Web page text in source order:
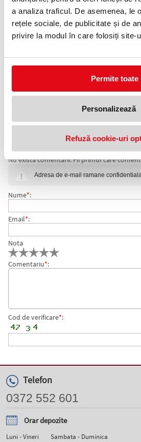
a analiza traficul. De asemenea, le
rețele sociale, de publicitate și de
privire la modul în care folosiți site-
Permite toate
Personalizează
Refuză cookie-uri
Telefon:
0372 552 601
Format: A4.
Deosebit de util pentru prezentarea
prețuri sau altor materiale promoţionale.
de pe copertă se pot introduce diferite
utilizator.
COMENTARII CAIET MECANIC
PARTIAL RECICLAT, CERTIFICARE
Nu exista comentarii. Fii primul care
Adresa de e-mail ramane
Nume*:
Email*:
Nota
Comentariu*:
Cod de verificare*:
Telefon
0372 552 601
Orar depozite
Luni - Vineri Sambata - Duminica